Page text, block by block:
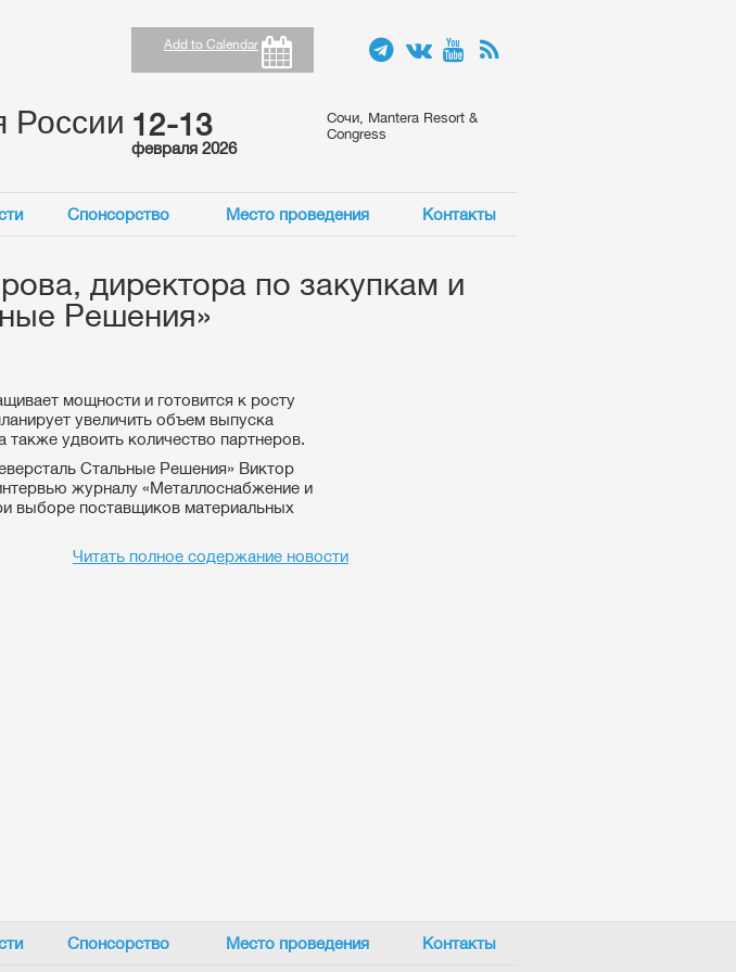
Add to Calendar
России 12-13
февраля 2026
Сочи, Mantera Resort &
Congress
Спонсорство Место проведения Контакты
директора по закупкам и
Решения»
мощности и готовится к росту
увеличить объем выпуска
также удвоить количество партнеров.
Стальные Решения» Виктор
журналу «Металлоснабжение и
выборе поставщиков материальных
Читать полное содержание новости
Спонсорство Место проведения Контакты